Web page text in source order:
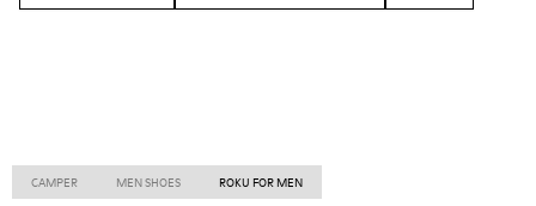
CAMPER MEN SHOES ROKU FOR MEN